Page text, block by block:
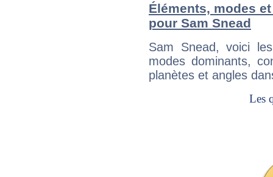
Éléments, modes
pour Sam Snead
Sam Snead, voici
modes dominants,
planètes et angles